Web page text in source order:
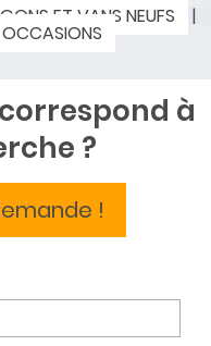
ET VANS NEUFS |
à
?
!